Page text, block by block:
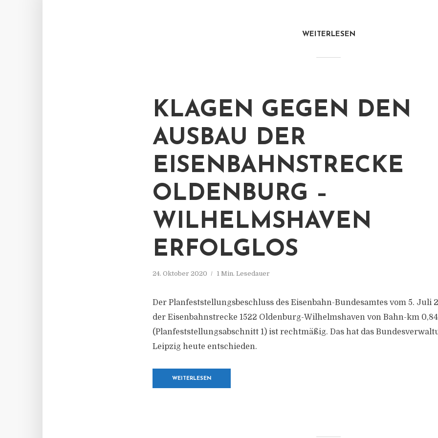
WEITERLESEN
KLAGEN GEGEN DEN
AUSBAU DER
EISENBAHNSTRECKE
OLDENBURG –
WILHELMSHAVEN
ERFOLGLOS
24. Oktober 2020 1 Min. Lesedauer
Der Planfeststellungsbeschluss des Eisenbahn-Bundesamtes vom 5. Juli
der Eisenbahnstrecke 1522 Oldenburg-Wilhelmshaven von Bahn-km
(Planfeststellungsabschnitt 1) ist rechtmäßig. Das hat das
Leipzig heute entschieden.
WEITERLESEN